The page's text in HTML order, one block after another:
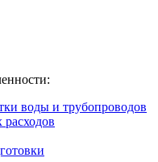
воды и трубопроводов